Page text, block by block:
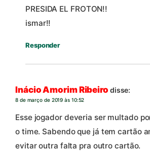
PRESIDA EL FROTON!!
ismar!!
Responder
Inácio Amorim Ribeiro disse:
8 de março de 2019 às 10:52
Esse jogador deveria ser multado
o time. Sabendo que já tem cartão
evitar outra falta pra outro cartão.